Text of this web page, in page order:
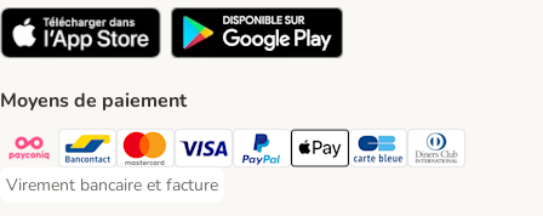
Moyens de paiement
Payconiq Payment Method
Bancontact Payment Method
Mastercard Payment Method
Visa Payment Method
Paypal Payment Method
Apple Pay Payment Method
Carte bleue Payment
Diners club
Virement bancaire et facture
Virement bancaire et facture Payment Method